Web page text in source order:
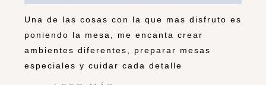
Una de las cosas con la que mas disfruto es
poniendo la mesa, me encanta crear
ambientes diferentes, preparar mesas
especiales y cuidar cada detalle